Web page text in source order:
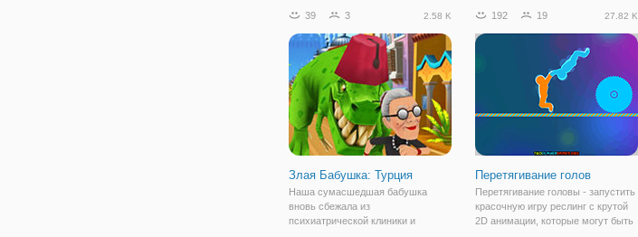
сейчас, чтобы вы могли
Начните с выбора
инопланетянина, которым вы
хотите быть.
спортивные навыки и хорошую
подойдёт, как на двоих, так и в
39 3 2.58 K
Злая Бабушка: Турция
Наша сумасшедшая бабушка
вновь сбежала из
психиатрической клиники и
192 19 27.82 K
Перетягивание голов
Перетягивание головы - запустить
красочную игру реслинг с крутой
2D анимации, которые могут быть